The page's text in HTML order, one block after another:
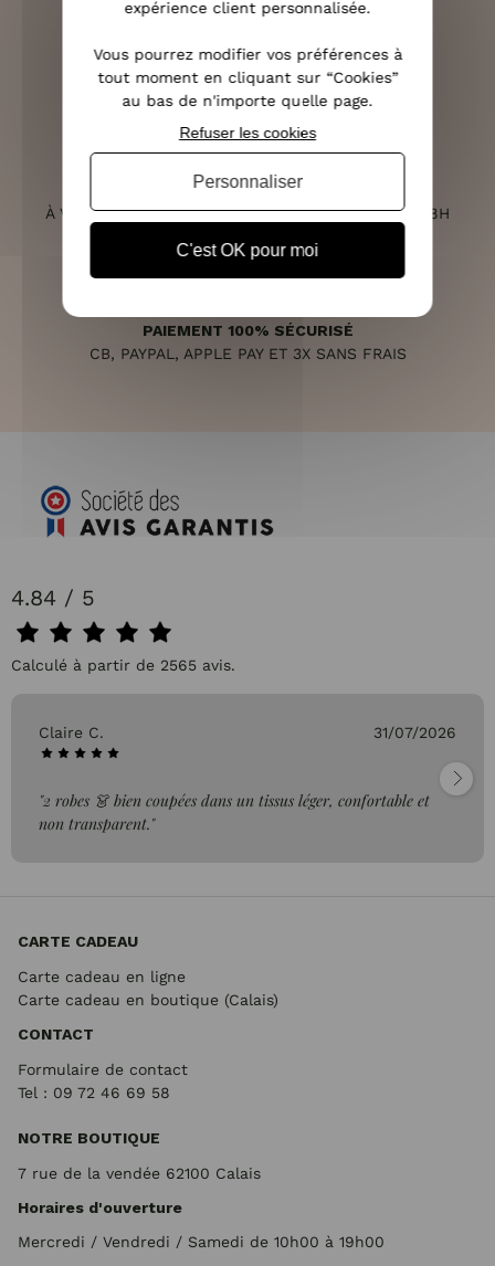
RETOURS SOUS 14 JOURS
(VOIR LES CONDITIONS)
SERVICE CLIENT
À VOTRE ÉCOUTE DU LUNDI AU SAMEDI DE 10H À 18H
PAIEMENT 100% SÉCURISÉ
CB, PAYPAL, APPLE PAY ET 3X SANS FRAIS
4.84 / 5
Calculé à partir de 2565 avis.
Claire C. 31/07/2026
"2 robes 👗 bien coupées dans un tissus léger, confortable et
non transparent."
CARTE CADEAU
Carte cadeau en ligne
Carte cadeau en boutique (Calais)
CONTACT
Formulaire de contact
Tel : 09 72 46 69 58
NOTRE BOUTIQUE
7 rue de la vendée 62100 Calais
Horaires d'ouverture
Mercredi / Vendredi / Samedi de 10h00 à 19h00
expérience client personnalisée.
Vous pourrez modifier vos préférences à
tout moment en cliquant sur “Cookies”
au bas de n'importe quelle page.
C'est OK pour moi
Refuser les cookies
Personnaliser